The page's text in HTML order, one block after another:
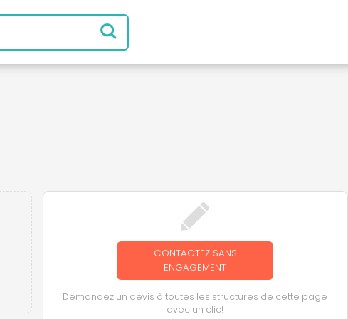
CONTACTEZ SANS
ENGAGEMENT
Demandez un devis à toutes les structures de cette page
avec un clic!